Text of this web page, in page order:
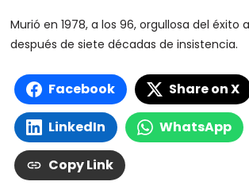
Murió en 1978, a los 96, orgullosa del éxito
después de siete décadas de insistencia.
Facebook Share on X
LinkedIn WhatsApp
Copy Link